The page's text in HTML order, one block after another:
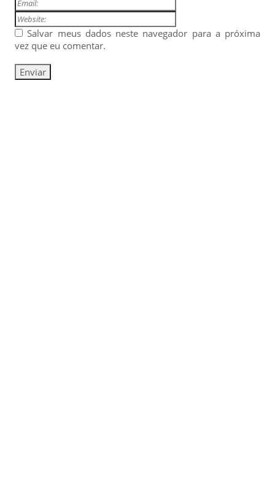
Salvar meus dados neste navegador para a próxima
vez que eu comentar.